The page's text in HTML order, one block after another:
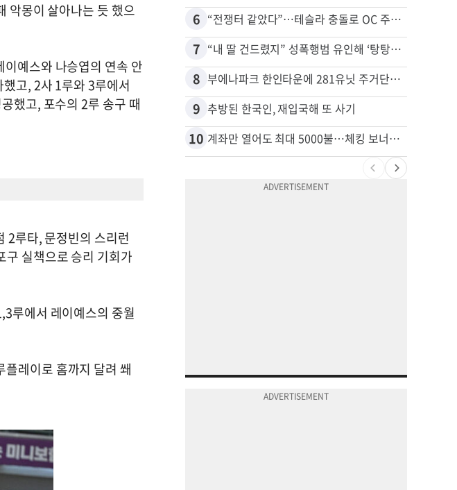
악몽이 살아나는 듯 했으
예스와 나승엽의 연속 안
고, 2사 1루와 3루에서
했고, 포수의 2루 송구 때
2루타, 문정빈의 스리런
구 실책으로 승리 기회가
루에서 레이예스의 중월
레이로 홈까지 달려 쐐
6 “전쟁터 같았다”…테슬라 충돌로 OC 주택 4채 파손
7 “내 딸 건드렸지” 성폭행범 유인해 ‘탕탕’…아빠의 복수 결말
8 부에나파크 한인타운에 281유닛 주거단지 들어선다
9 추방된 한국인, 재입국해 또 사기
10 계좌만 열어도 최대 5000불…체킹 보너스 무한 경쟁